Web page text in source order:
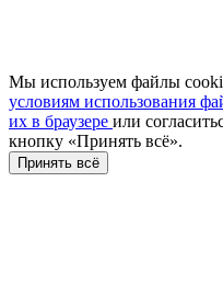
Мы используем файлы
условиям использования
их в браузере или
кнопку «Принять всё».
Принять всё